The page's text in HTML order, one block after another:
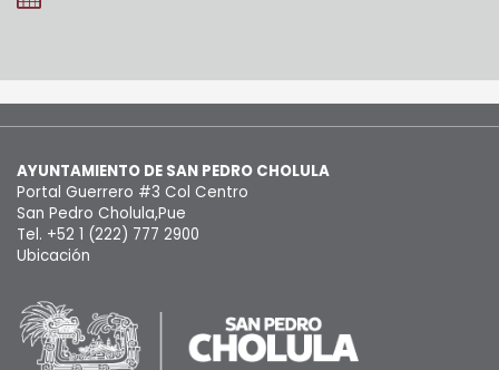
AYUNTAMIENTO DE SAN PEDRO CHOLULA
Portal Guerrero #3 Col Centro
San Pedro Cholula,Pue
Tel. +52 1 (222) 777 2900
Ubicación